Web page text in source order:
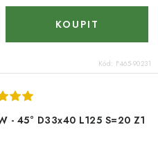
Kód: F465-90231
- 45° D33x40 L125 S=20 Z1